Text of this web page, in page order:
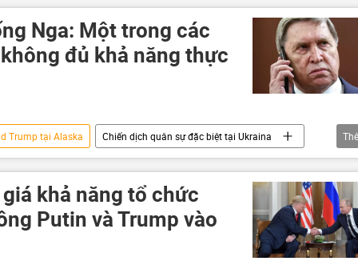
Nga: Một trong các
đủ khả năng thực
Trump tại Alaska
Chiến dịch quân sự đặc biệt tại Ukraina
Ukraina Nga Chính trị
Thế giới
Donald Trump phương Tây Hoa Kỳ
khả năng tổ chức
Putin và Trump vào